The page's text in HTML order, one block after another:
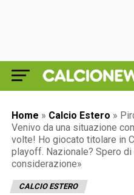
Home » Calcio Estero »
Venivo da una situazione
volte! Ho giocato titolare in
playoff. Nazionale? Spero
considerazione»
CALCIO ESTERO